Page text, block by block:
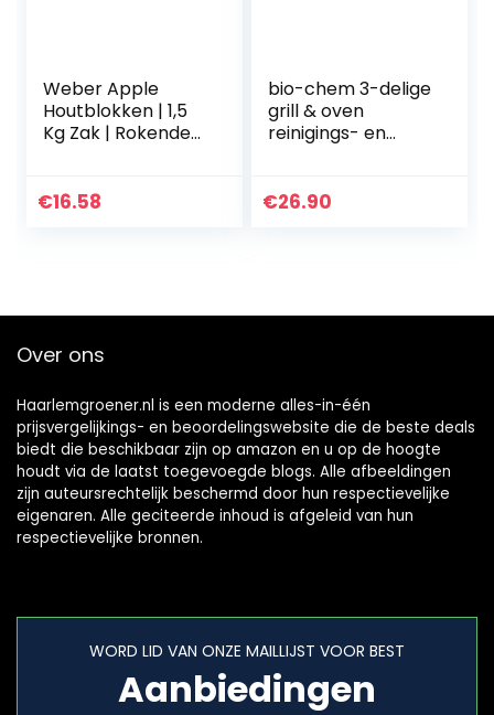
Weber Apple
Houtblokken | 1,5
Kg Zak | Rokende
Smoker Brandstof
€16.58
bio-chem 3-delige
grill & oven
reinigings- en
ovens, kebab grills
€26.90
Over ons
Haarlemgroener.nl is een moderne alles-in-één
prijsvergelijkings- en beoordelingswebsite die de beste deals
biedt die beschikbaar zijn op amazon en u op de hoogte
houdt via de laatst toegevoegde blogs. Alle afbeeldingen
zijn auteursrechtelijk beschermd door hun respectievelijke
eigenaren. Alle geciteerde inhoud is afgeleid van hun
respectievelijke bronnen.
WORD LID VAN ONZE MAILLIJST VOOR BEST
Aanbiedingen